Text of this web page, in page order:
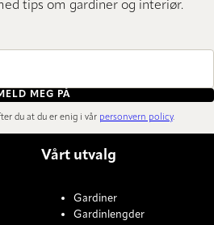
tips om gardiner og interiør.
MEG PÅ
du at du er enig i vår personvern policy.
Vårt utvalg
Gardiner
Gardinlengder